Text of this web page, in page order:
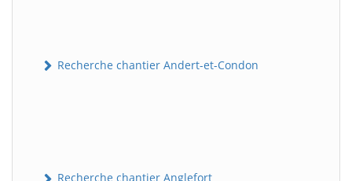
Recherche chantier Andert-et-Condon
Recherche chantier Anglefort